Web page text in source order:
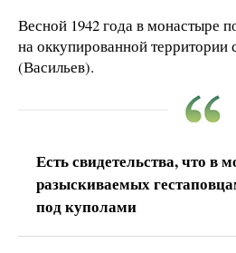
Весной 1942 года в монастыре
на оккупированной
(Васильев).
Есть свидетельства, что в
разыскиваемых
под куполами